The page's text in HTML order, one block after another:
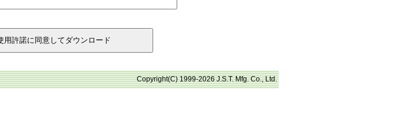
Copyright(C) 1999-2026 J.S.T. Mfg. Co., Ltd.